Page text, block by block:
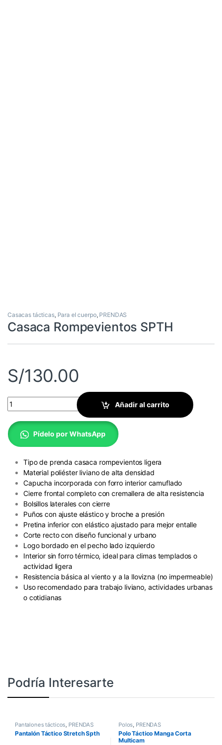
Casacas tácticas, Para el cuerpo, PRENDAS
Casaca Rompevientos SPTH
Tipo de prenda casaca rompevientos ligera
Material poliéster liviano de alta densidad
Capucha incorporada con forro interior camuflado
Cierre frontal completo con cremallera de alta resistencia
Bolsillos laterales con cierre
Puños con ajuste elástico y broche a presión
Pretina inferior con elástico ajustado para mejor entalle
Corte recto con diseño funcional y urbano
Logo bordado en el pecho lado izquierdo
Interior sin forro térmico, ideal para climas templados o
actividad ligera
Resistencia básica al viento y a la llovizna (no impermeable)
Uso recomendado para trabajo liviano, actividades urbanas
o cotidianas
S/130.00
Casaca Rompevientos SPTH quantity
Añadir al carrito
Pídelo por WhatsApp
Podría Interesarte
Pantalones tácticos PRENDAS
Pantalón Táctico Stretch Spth
Polos PRENDAS
Polo Táctico Manga Corta
Multicam